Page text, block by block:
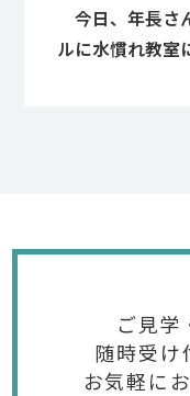
今日、年長さ
ルに水慣れ教室
ご見学
随時受け
お気軽に